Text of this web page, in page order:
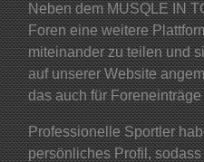
Neben dem MUSQLE IN
Foren eine weitere
miteinander zu teilen und
auf unserer Website
das auch für
Professionelle Sportler
persönliches Profil,